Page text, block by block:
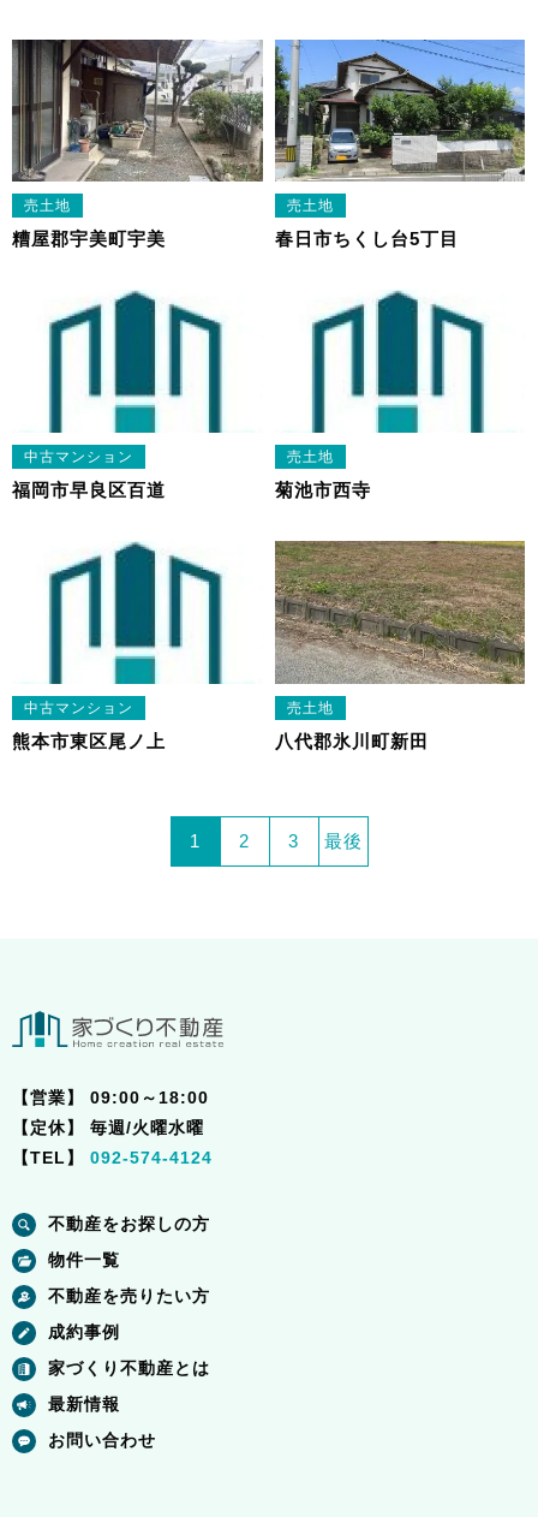
売土地
糟屋郡宇美町宇美
売土地
春日市ちくし台5丁目
中古マンション
福岡市早良区百道
売土地
菊池市西寺
中古マンション
熊本市東区尾ノ上
売土地
八代郡氷川町新田
1 2 3 最後
【営業】
09:00～18:00
【定休】
毎週/火曜水曜
【TEL】
092-574-4124
不動産をお探しの方
物件一覧
不動産を売りたい方
成約事例
家づくり不動産とは
最新情報
お問い合わせ